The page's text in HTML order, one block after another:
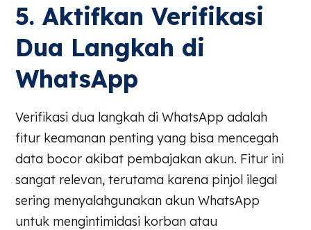
5. Aktifkan Verifikasi
Dua Langkah di
WhatsApp
Verifikasi dua langkah di WhatsApp adalah
fitur keamanan penting yang bisa mencegah
data bocor akibat pembajakan akun. Fitur ini
sangat relevan, terutama karena pinjol ilegal
sering menyalahgunakan akun WhatsApp
untuk mengintimidasi korban atau